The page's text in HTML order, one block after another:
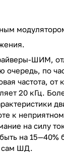
ШИМ,
очередь, по
частота, от
20 кГц.
к
на силу
на 15—40%
сам ШД.